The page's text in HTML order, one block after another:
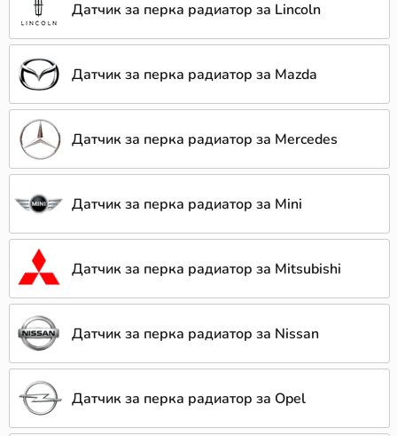
Датчик за перка радиатор за Lincoln
Датчик за перка радиатор за Mazda
Датчик за перка радиатор за Mercedes
Датчик за перка радиатор за Mini
Датчик за перка радиатор за Mitsubishi
Датчик за перка радиатор за Nissan
Датчик за перка радиатор за Opel